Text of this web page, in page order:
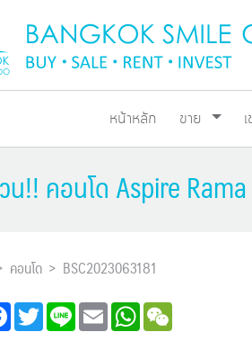
หน้าหลัก ขาย
น!! คอนโด Aspire
คอนโด
BSC2023063181
FacebookTwitterLine Email WhatsApp